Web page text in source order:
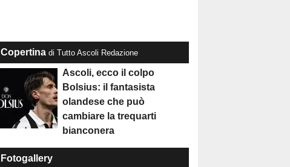
Copertina di Tutto Ascoli Redazione
Ascoli, ecco il colpo
Bolsius: il fantasista
olandese che può
cambiare la trequarti
bianconera
Fotogallery